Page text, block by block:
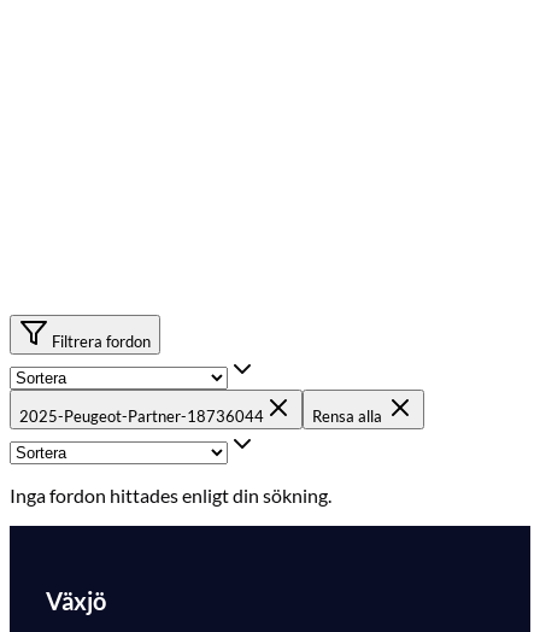
Filtrera fordon
2025-Peugeot-Partner-18736044 Rensa alla
Inga fordon hittades enligt din sökning.
Växjö